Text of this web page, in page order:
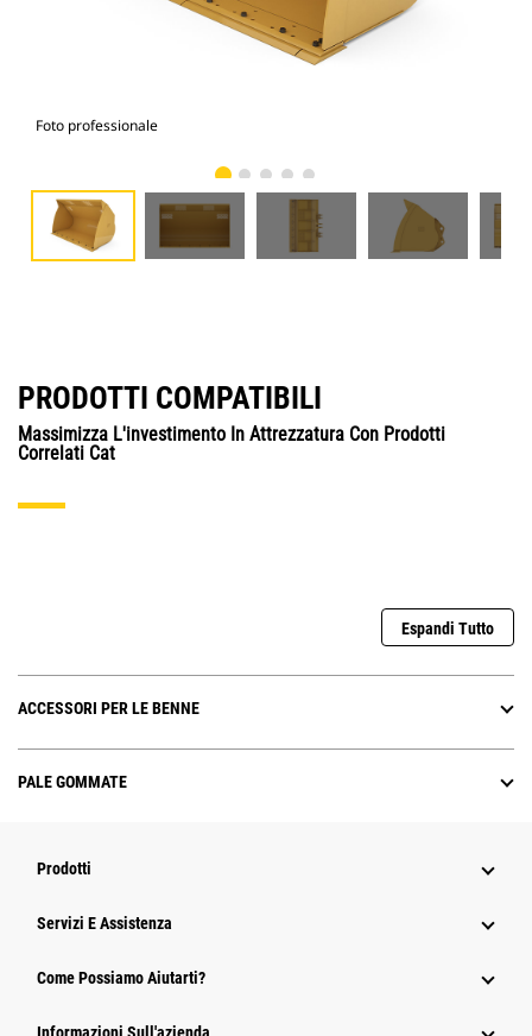
Foto professionale
PRODOTTI COMPATIBILI
Massimizza L'investimento In Attrezzatura Con Prodotti
Correlati Cat
Espandi Tutto
ACCESSORI PER LE BENNE
PALE GOMMATE
Prodotti
Servizi E Assistenza
Come Possiamo Aiutarti?